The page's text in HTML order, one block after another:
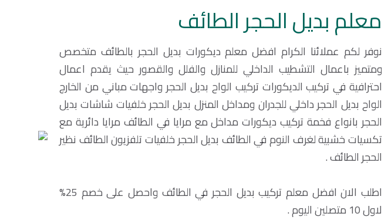
معلم بديل الحجر الطائف
نوفر لكم عملائنا الكرام افضل معلم ديكورات بديل الحجر بالطائف متخصص
ومتميز باعمال التشطيب الداخلي للمنازل والفلل والقصور حيث يقدم اعمال
احترافية في تركيب الديكورات تركيب الواح بديل الحجر واجهات مباني من الخارج
الواح بديل الحجر داخلي للجدران ومداخل المنزل بديل الحجر خلفيات شاشات بديل
الحجر بانواع فخمة تركيب ديكورات مداخل مع مرايا في الطائف مرايا دائرية مع
تكسيات خشبية لغرف النوم في الطائف بديل الحجر خلفيات تلفزيون الطائف نظير
الحجر الطائف.
اطلب الان افضل معلم تركيب بديل الحجر في الطائف واحصل على خصم 25%
لاول 10 متصلين اليوم .